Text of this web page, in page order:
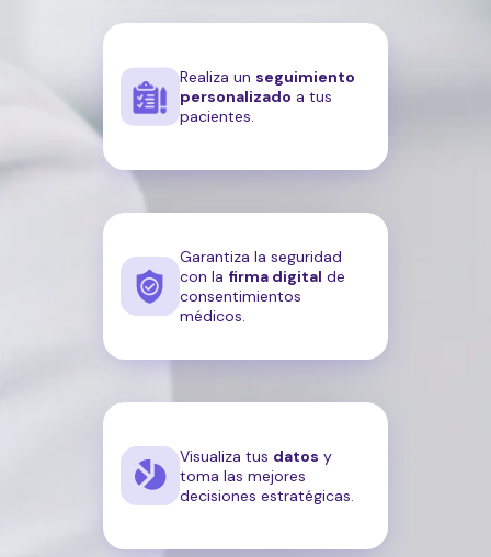
Realiza un seguimiento
personalizado a tus
pacientes.
Garantiza la seguridad
con la firma digital de
consentimientos
médicos.
Visualiza tus datos y
toma las mejores
decisiones estratégicas.